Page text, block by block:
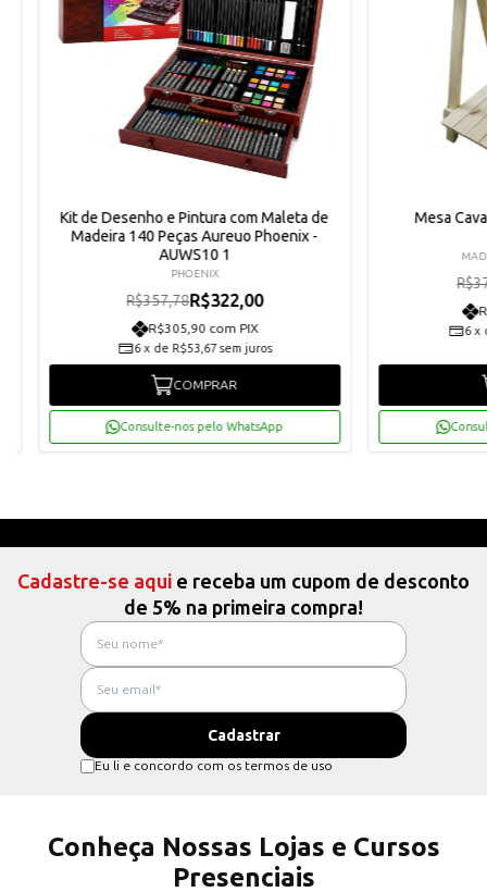
Kit de Desenho e Pintura com Maleta de
Madeira 140 Peças Aureuo Phoenix -
AUWS10 1
PHOENIX
R$357,78R$322,00
R$305,90 com PIX
6 x de R$53,67 sem juros
COMPRAR
Consulte-nos pelo WhatsApp
Mesa
6 x
Cadastre-se aqui e receba um cupom de desconto
de 5% na primeira compra!
Eu li e concordo com os termos de uso
Conheça Nossas Lojas e Cursos
Presenciais